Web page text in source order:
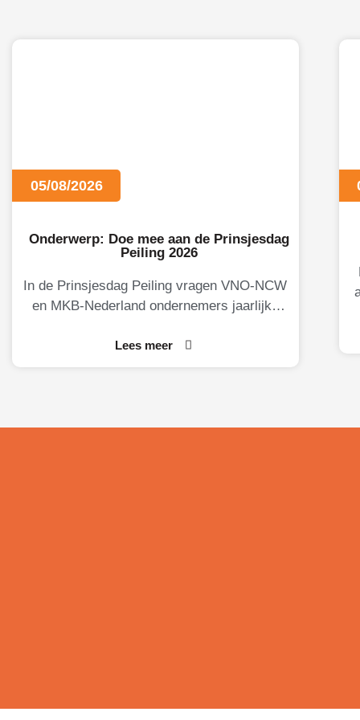
05/08/2026
Onderwerp: Doe mee aan de Prinsjesdag
Peiling 2026
In de Prinsjesdag Peiling vragen VNO-NCW
en MKB-Nederland ondernemers jaarlijks
economie, het ondernemingsklimaat en
Lees meer